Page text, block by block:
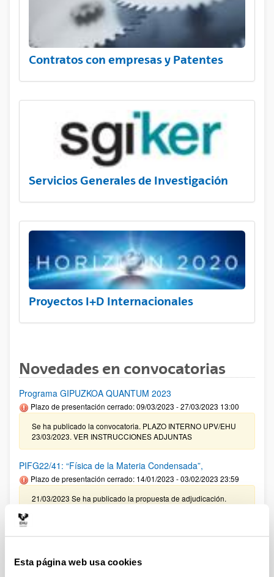
Esta página web usa cookies
Contratos con empresas y Patentes
Servicios Generales de Investigación
Proyectos I+D Internacionales
Novedades en convocatorias
Programa GIPUZKOA QUANTUM 2023
Plazo de presentación cerrado: 09/03/2023 - 27/03/2023 13:00
Se ha publicado la convocatoria. PLAZO INTERNO UPV/EHU
23/03/2023. VER INSTRUCCIONES ADJUNTAS
PIFG22/41: “Física de la Materia Condensada”,
Plazo de presentación cerrado: 14/01/2023 - 03/02/2023 23:59
21/03/2023 Se ha publicado la propuesta de adjudicación.
Convocatoria para la obtención del certificado R3
Se ha publicado la convocatoria. El plazo de presentación de
las solicitudes finaliza 13 de abril de 2023 a las 14:00 horas.